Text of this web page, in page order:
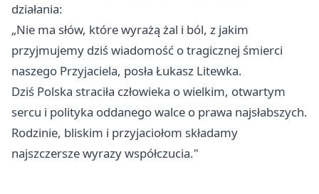
działania:
„Nie ma słów, które wyrażą żal i ból, z jakim
przyjmujemy dziś wiadomość o tragicznej śmierci
naszego Przyjaciela, posła Łukasz Litewka.
Dziś Polska straciła człowieka o wielkim, otwartym
sercu i polityka oddanego walce o prawa najsłabszych.
Rodzinie, bliskim i przyjaciołom składamy
najszczersze wyrazy współczucia."